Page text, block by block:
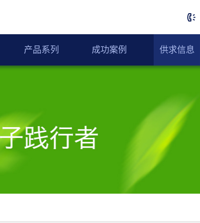
产品系列 成功案例 供求信息